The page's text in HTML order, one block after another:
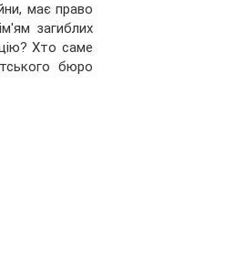
має право
загиблих
Хто саме
бюро